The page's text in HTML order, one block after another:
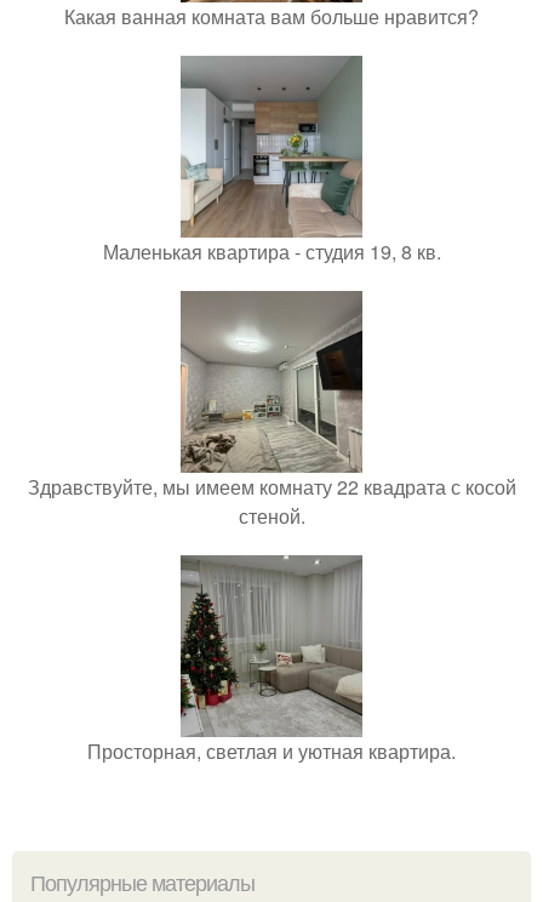
Какая ванная комната вам больше нравится?
Маленькая квартира - студия 19, 8 кв.
Здравствуйте, мы имеем комнату 22 квадрата с косой
стеной.
Просторная, светлая и уютная квартира.
Популярные материалы